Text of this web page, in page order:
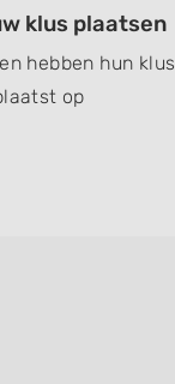
klus plaatsen
hebben hun klus
op